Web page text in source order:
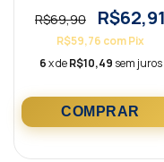
R$69,90 R$62,91
R$59,76 comPix
6x deR$10,49 sem juros